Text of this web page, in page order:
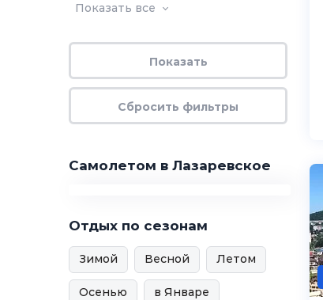
Показать все
Самолетом в Лазаревское
Отдых по сезонам
Зимой Весной Летом
Осенью в Январе